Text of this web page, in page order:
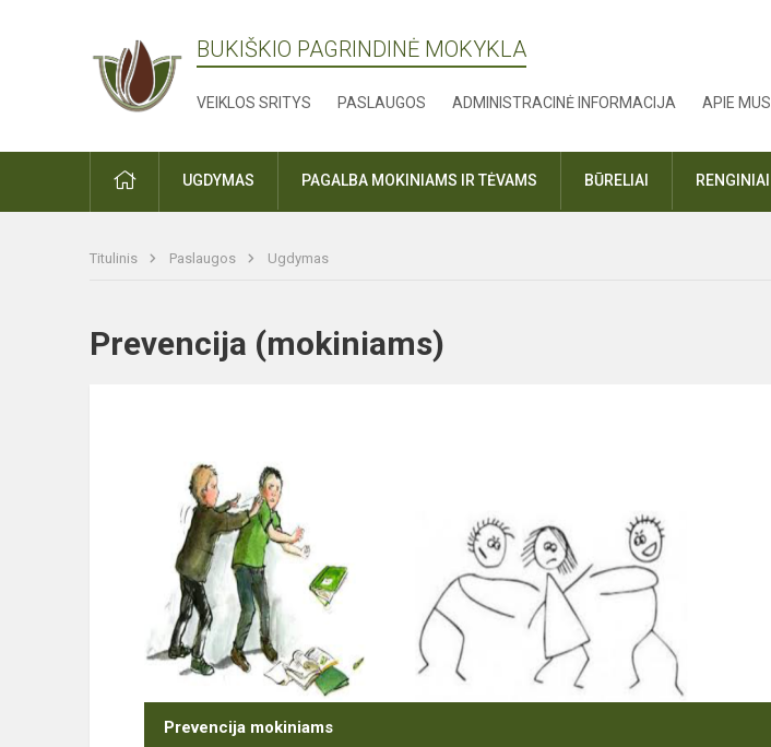
BUKIŠKIO PAGRINDINĖ MOKYKLA
VEIKLOS SRITYS PASLAUGOS ADMINISTRACINĖ INFORMACIJA APIE MUS
PRADŽIAUGDYMAS PAGALBA MOKINIAMS IR TĖVAMS BŪRELIAI RENGINIAI
Titulinis Paslaugos Ugdymas
Prevencija (mokiniams)
Prevencija mokiniams